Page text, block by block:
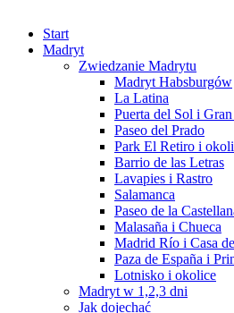
Start
Madryt
Zwiedzanie Madrytu
Madryt Habsburgów
La Latina
Puerta del Sol i
Paseo del Prado
Park El Retiro i
Barrio de las Letras
Lavapies i Rastro
Salamanca
Paseo de la
Malasaña i Chueca
Madrid Río i Casa
Paza de España i
Lotnisko i okolice
Madryt w 1,2,3 dni
Jak dojechać